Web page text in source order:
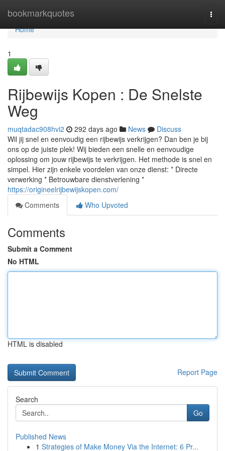
bookmarkquotes
Home
Home
1
Rijbewijs Kopen : De Snelste
Weg
muqtadac908hvi2 292 days ago News
Discuss
Wil jij snel en eenvoudig een rijbewijs verkrijgen? Dan ben je bij
ons op de juiste plek! Wij bieden een snelle en eenvoudige
oplossing om jouw rijbewijs te verkrijgen. Het methode is snel en
simpel. Hier zijn enkele voordelen van onze dienst: * Directe
verwerking * Betrouwbare dienstverlening *
https://origineelrijbewijskopen.com/
Comments
Who Upvoted
Comments
Submit a Comment
No HTML
HTML is disabled
Report Page
Search
Go
Published News
1 Strategies of Make Money Via the Internet: 6 Pr...